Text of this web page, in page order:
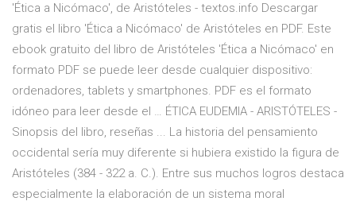
'Ética a Nicómaco', de Aristóteles - textos.info Descargar
gratis el libro 'Ética a Nicómaco' de Aristóteles en PDF. Este
ebook gratuito del libro de Aristóteles 'Ética a Nicómaco' en
formato PDF se puede leer desde cualquier dispositivo:
ordenadores, tablets y smartphones. PDF es el formato
idóneo para leer desde el … ÉTICA EUDEMIA - ARISTÓTELES -
Sinopsis del libro, reseñas ... La historia del pensamiento
occidental sería muy diferente si hubiera existido la figura de
Aristóteles (384 - 322 a. C.). Entre sus muchos logros destaca
especialmente la elaboración de un sistema moral